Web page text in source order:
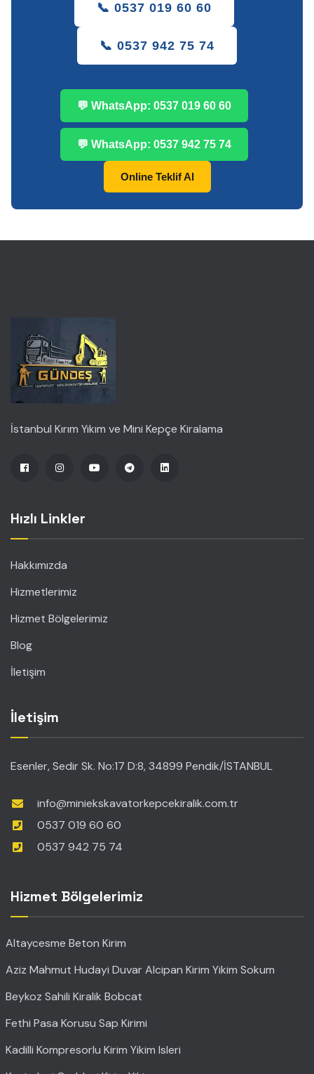
📞 0537 019 60 60
📞 0537 942 75 74
💬 WhatsApp: 0537 019 60 60
💬 WhatsApp: 0537 942 75 74
Online Teklif Al
İstanbul Kırım Yıkım ve Mini Kepçe Kiralama
Hızlı Linkler
Hakkımızda
Hizmetlerimiz
Hizmet Bölgelerimiz
Blog
İletişim
İletişim
Esenler, Sedir Sk. No:17 D:8, 34899 Pendik/İSTANBUL
info@miniekskavatorkepcekiralik.com.tr
0537 019 60 60
0537 942 75 74
Hizmet Bölgelerimiz
Altaycesme Beton Kirim
Aziz Mahmut Hudayi Duvar Alcipan Kirim Yikim Sokum
Beykoz Sahili Kiralik Bobcat
Fethi Pasa Korusu Sap Kirimi
Kadilli Kompresorlu Kirim Yikim Isleri